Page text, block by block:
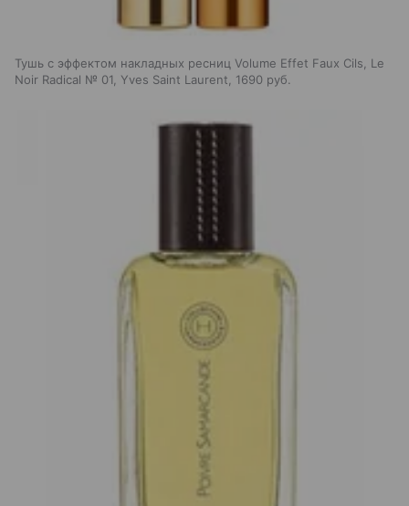
Тушь с эффектом накладных ресниц Volume Effet Faux Cils, Le
Noir Radical № 01, Yves Saint Laurent, 1690 руб.